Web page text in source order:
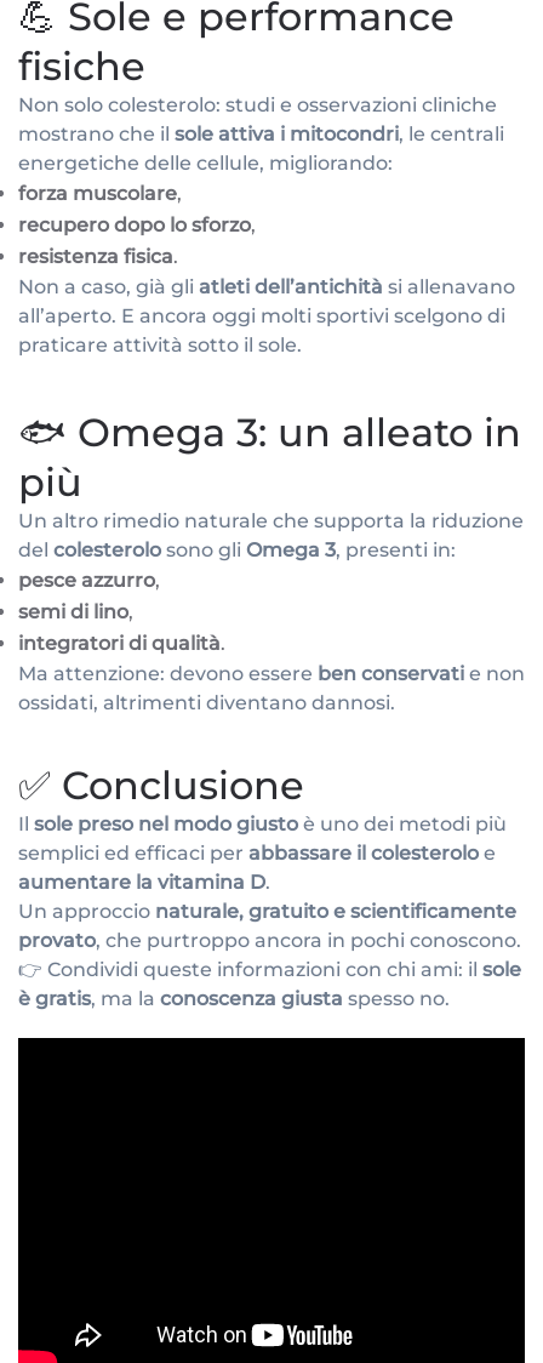
💪 Sole e performance
fisiche
Non solo colesterolo: studi e osservazioni cliniche
mostrano che il sole attiva i mitocondri, le centrali
energetiche delle cellule, migliorando:
forza muscolare,
recupero dopo lo sforzo,
resistenza fisica.
Non a caso, già gli atleti dell’antichità si allenavano
all’aperto. E ancora oggi molti sportivi scelgono di
praticare attività sotto il sole.
🐟 Omega 3: un alleato in
più
Un altro rimedio naturale che supporta la riduzione
del colesterolo sono gli Omega 3, presenti in:
pesce azzurro,
semi di lino,
integratori di qualità.
Ma attenzione: devono essere ben conservati e non
ossidati, altrimenti diventano dannosi.
✅ Conclusione
Il sole preso nel modo giusto è uno dei metodi più
semplici ed efficaci per abbassare il colesterolo e
aumentare la vitamina D.
Un approccio naturale, gratuito e scientificamente
provato, che purtroppo ancora in pochi conoscono.
👉 Condividi queste informazioni con chi ami: il sole
è gratis, ma la conoscenza giusta spesso no.